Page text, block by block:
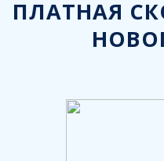
ПЛАТНАЯ